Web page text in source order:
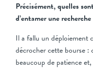
Précisément, quelles
d’entamer une
Il a fallu un déploiement
décrocher cette bourse :
beaucoup de patience